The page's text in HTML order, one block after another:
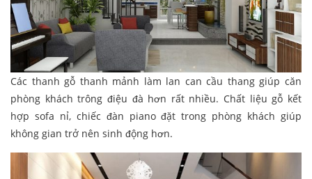
Các thanh gỗ thanh mảnh làm lan can cầu thang giúp căn
phòng khách trông điệu đà hơn rất nhiều. Chất liệu gỗ kết
hợp sofa nỉ, chiếc đàn piano đặt trong phòng khách giúp
không gian trở nên sinh động hơn.